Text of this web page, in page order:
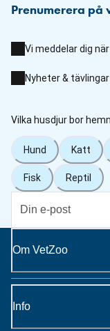
Prenumerera på
Vi meddelar dig
Nyheter & tävlingar
Vilka husdjur bor
Hund Katt
Fisk Reptil
Om VetZoo
Info